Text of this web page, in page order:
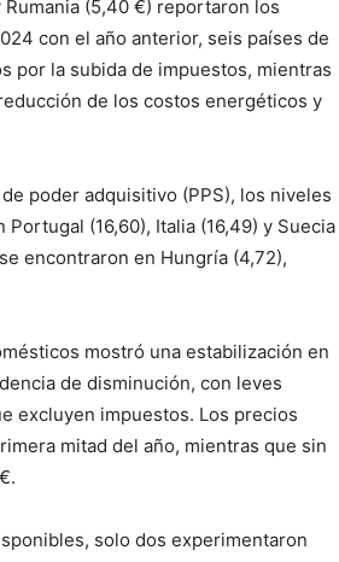
(5,40 €) reportaron los
con el año anterior, seis países de
por la subida de impuestos, mientras
de los costos energéticos y
poder adquisitivo (PPS), los niveles
(16,60), Italia (16,49) y Suecia
encontraron en Hungría (4,72),
mostró una estabilización en
de disminución, con leves
excluyen impuestos. Los precios
mitad del año, mientras que sin
solo dos experimentaron